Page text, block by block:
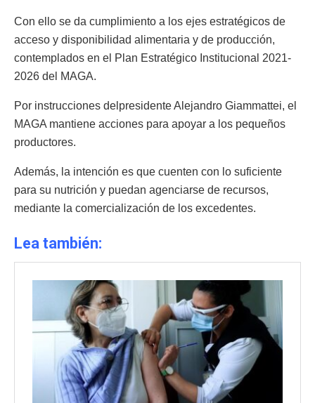
Con ello se da cumplimiento a los ejes estratégicos de
acceso y disponibilidad alimentaria y de producción,
contemplados en el Plan Estratégico Institucional 2021-
2026 del MAGA.
Por instrucciones delpresidente Alejandro Giammattei, el
MAGA mantiene acciones para apoyar a los pequeños
productores.
Además, la intención es que cuenten con lo suficiente
para su nutrición y puedan agenciarse de recursos,
mediante la comercialización de los excedentes.
Lea también: